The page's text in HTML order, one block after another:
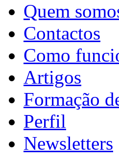
Quem
Contactos
Como
Artigos
Formação
Perfil
Newsletters